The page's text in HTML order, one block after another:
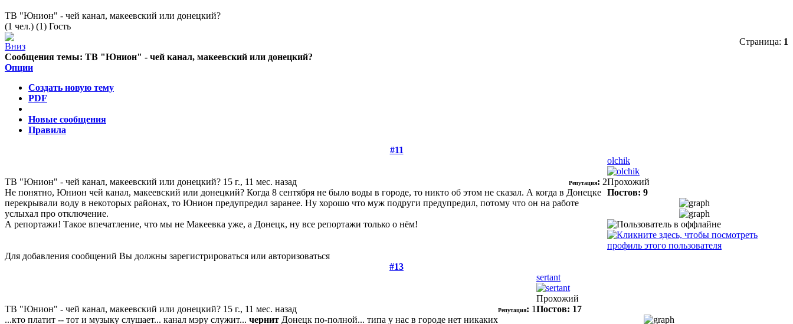
ТВ "Юнион" - чей канал, макеевский или донецкий?
(1 чел.) (1) Гость
Страница: 1
Сообщения темы: ТВ "Юнион" - чей канал, макеевский или донецкий?
Опции
Создать новую тему
PDF
Новые сообщения
Правила
#11
ТВ "Юнион" - чей канал, макеевский или донецкий? 15 г., 11 мес. назад Репутация: 2
Не понятно, Юнион чей канал, макеевский или донецкий? Когда 8 сентября не было воды в городе, то никто об этом не сказал. А когда в Донецке
перекрывали воду в некоторых районах, то Юнион предупредил заранее. Ну хорошо что муж подруги предупредил, потому что он на работе
услыхал про отключение.
А репортажи! Такое впечатление, что мы не Макеевка уже, а Донецк, ну все репортажи только о нём!
olchik
Прохожий
Постов: 9
Для добавления сообщений Вы должны зарегистрироваться или авторизоваться
#13
ТВ "Юнион" - чей канал, макеевский или донецкий? 15 г., 11 мес. назад Репутация: 1
...кто платит -- тот и музыку слушает... канал мэру служит... чернит Донецк по-полной... типа у нас в городе нет никаких
sertant
Прохожий
Постов: 17